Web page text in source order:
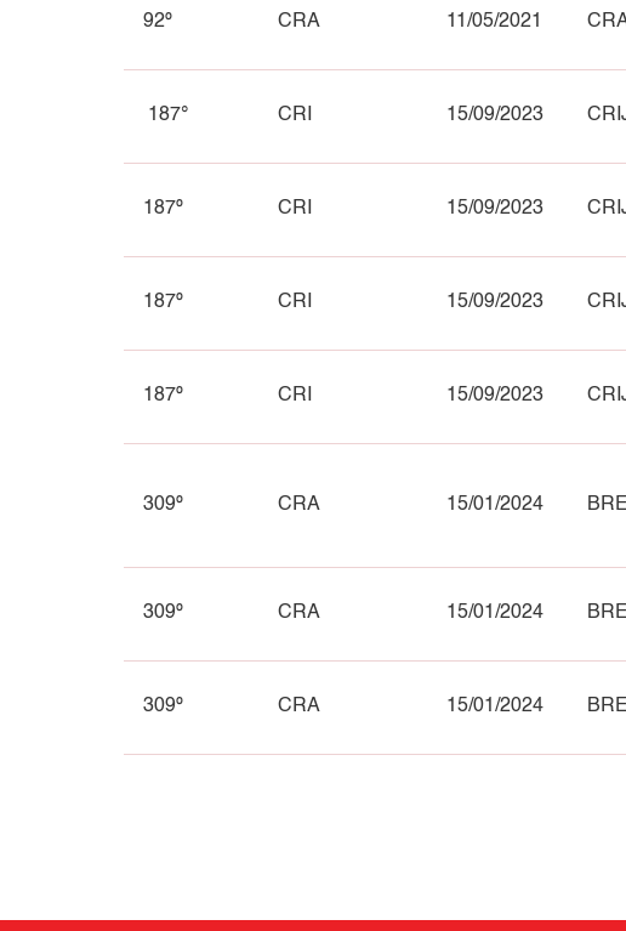
92º CRA 11/05/2021
187° CRI 15/09/2023
187º CRI 15/09/2023
187º CRI 15/09/2023
187º CRI 15/09/2023
309º CRA 15/01/2024
309º CRA 15/01/2024
309º CRA 15/01/2024